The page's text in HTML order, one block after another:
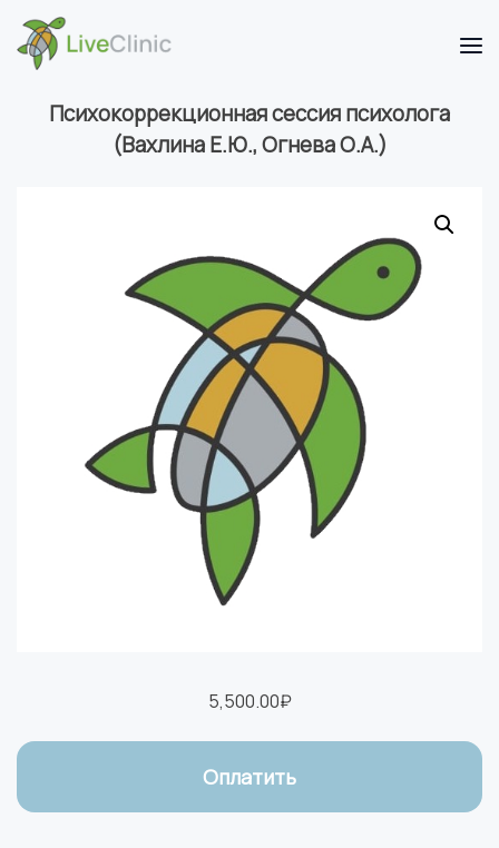
Психокоррекционная сессия психолога
(Вахлина Е.Ю., Огнева О.А.)
5,500.00₽
Оплатить